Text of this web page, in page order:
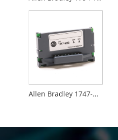
Allen Bradley 1747-M13